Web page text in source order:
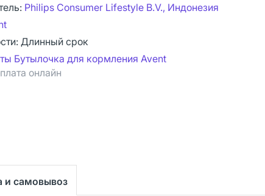
Philips Consumer Lifestyle B.V., Индонезия
Длинный срок
Бутылочка для кормления Avent
онлайн
и самовывоз